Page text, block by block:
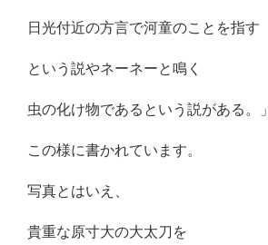
日光付近の方言で河童のことを指す
という説やネーネーと鳴く
虫の化け物であるという説がある。」
この様に書かれています。
写真とはいえ、
貴重な原寸大の大太刀を